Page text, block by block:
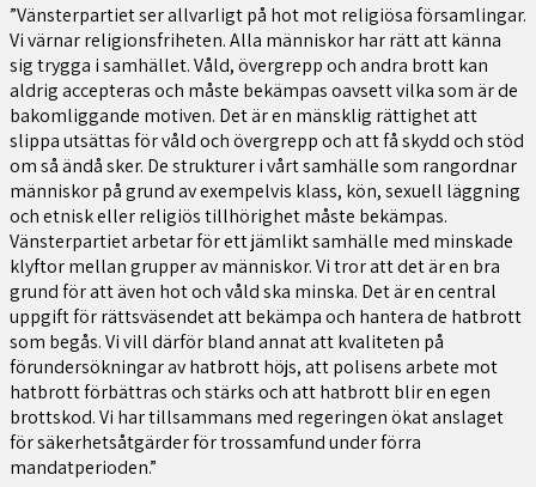
”Vänsterpartiet ser allvarligt på hot mot religiösa församlingar.
Vi värnar religionsfriheten. Alla människor har rätt att känna
sig trygga i samhället. Våld, övergrepp och andra brott kan
aldrig accepteras och måste bekämpas oavsett vilka som är de
bakomliggande motiven. Det är en mänsklig rättighet att
slippa utsättas för våld och övergrepp och att få skydd och stöd
om så ändå sker. De strukturer i vårt samhälle som rangordnar
människor på grund av exempelvis klass, kön, sexuell läggning
och etnisk eller religiös tillhörighet måste bekämpas.
Vänsterpartiet arbetar för ett jämlikt samhälle med minskade
klyftor mellan grupper av människor. Vi tror att det är en bra
grund för att även hot och våld ska minska. Det är en central
uppgift för rättsväsendet att bekämpa och hantera de hatbrott
som begås. Vi vill därför bland annat att kvaliteten på
förundersökningar av hatbrott höjs, att polisens arbete mot
hatbrott förbättras och stärks och att hatbrott blir en egen
brottskod. Vi har tillsammans med regeringen ökat anslaget
för säkerhetsåtgärder för trossamfund under förra
mandatperioden.”